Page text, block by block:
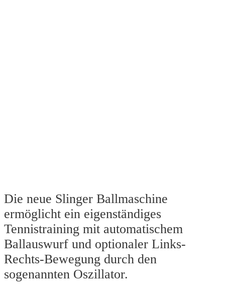
Die neue Slinger Ballmaschine
ermöglicht ein eigenständiges
Tennistraining mit automatischem
Ballauswurf und optionaler Links-
Rechts-Bewegung durch den
sogenannten Oszillator.